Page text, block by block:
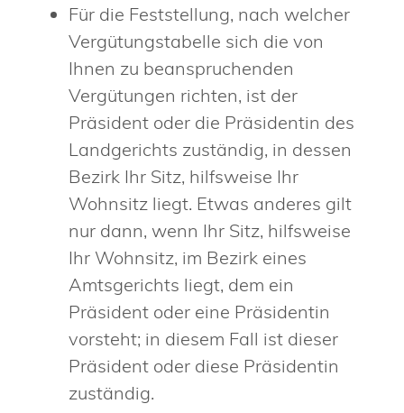
Für die Feststellung, nach welcher
Vergütungstabelle sich die von
Ihnen zu beanspruchenden
Vergütungen richten, ist der
Präsident oder die Präsidentin des
Landgerichts zuständig, in dessen
Bezirk Ihr Sitz, hilfsweise Ihr
Wohnsitz liegt. Etwas anderes gilt
nur dann, wenn Ihr Sitz, hilfsweise
Ihr Wohnsitz, im Bezirk eines
Amtsgerichts liegt, dem ein
Präsident oder eine Präsidentin
vorsteht; in diesem Fall ist dieser
Präsident oder diese Präsidentin
zuständig.